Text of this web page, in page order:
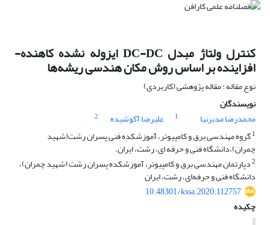
کنترل ‌ولتاژ مبدل DC-DC ایزوله نشده کاهنده-
افزاینده بر اساس روش مکان هندسی ریشه‌ها
نوع مقاله : مقاله پژوهشی (کاربردی)
نویسندگان
محمدرضا مدبرنیا
1 علیرضا آکوشیده
2
1گروه مهندسی برق و کامپیوتر، آموزشکده فنی پسران رشت(شهید
چمران)،دانشگاه فنی و حرفه ای، رشت، ایران.
2دپارتمان مهندسی برق و کامپیوتر، آموزشکده پسران رشت (شهید چمران)،
دانشگاه فنی و حرفه‌ای، رشت، ایران
10.48301/kssa.2020.112757
چکیده